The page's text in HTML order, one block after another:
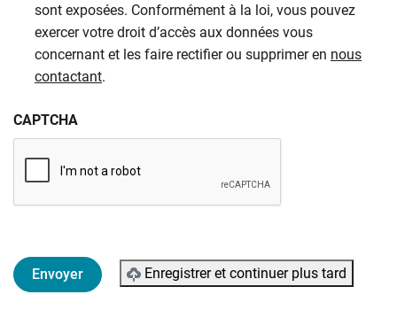
sont exposées. Conformément à la loi, vous pouvez
exercer votre droit d’accès aux données vous
concernant et les faire rectifier ou supprimer en nous
contactant.
CAPTCHA
Enregistrer et continuer plus tard